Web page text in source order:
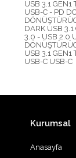
USB 3.1
USB-C - PD
DARK USB
3.0 - USB 2.0
USB 3.1 GEN1
USB-C USB-C
Kurumsal
Anasayfa